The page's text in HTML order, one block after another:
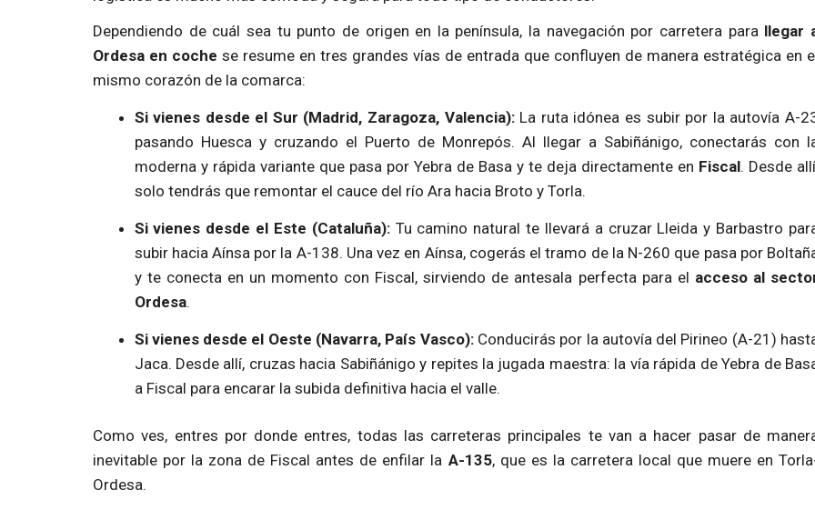
Dependiendo de cuál sea tu punto de origen en la península, la navegación por carretera para llegar
Ordesa en coche se resume en tres grandes vías de entrada que confluyen de manera estratégica en
mismo corazón de la comarca:
Si vienes desde el Sur (Madrid, Zaragoza, Valencia):La ruta idónea es subir por la autovía A-
pasando Huesca y cruzando el Puerto de Monrepós. Al llegar a Sabiñánigo, conectarás con
moderna y rápida variante que pasa por Yebra de Basa y te deja directamente en Fiscal. Desde
solo tendrás que remontar el cauce del río Ara hacia Broto y Torla.
Si vienes desde el Este (Cataluña):Tu camino natural te llevará a cruzar Lleida y Barbastro
subir hacia Aínsa por la A-138. Una vez en Aínsa, cogerás el tramo de la N-260 que pasa por
y te conecta en un momento con Fiscal, sirviendo de antesala perfecta para el acceso al
Ordesa.
Si vienes desde el Oeste (Navarra, País Vasco):Conducirás por la autovía del Pirineo (A-21)
Jaca. Desde allí, cruzas hacia Sabiñánigo y repites la jugada maestra: la vía rápida de Yebra de
a Fiscal para encarar la subida definitiva hacia el valle.
Como ves, entres por donde entres, todas las carreteras principales te van a hacer pasar de
inevitable por la zona de Fiscal antes de enfilar la A-135, que es la carretera local que muere en
Ordesa.